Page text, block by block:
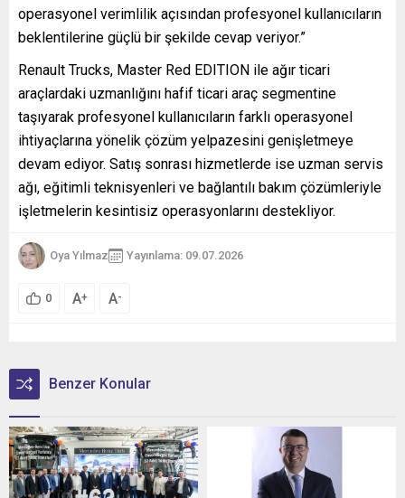
operasyonel verimlilik açısından profesyonel kullanıcıların
beklentilerine güçlü bir şekilde cevap veriyor.”
Renault Trucks, Master Red EDITION ile ağır ticari
araçlardaki uzmanlığını hafif ticari araç segmentine
taşıyarak profesyonel kullanıcıların farklı operasyonel
ihtiyaçlarına yönelik çözüm yelpazesini genişletmeye
devam ediyor. Satış sonrası hizmetlerde ise uzman servis
ağı, eğitimli teknisyenleri ve bağlantılı bakım çözümleriyle
işletmelerin kesintisiz operasyonlarını destekliyor.
Oya Yılmaz Yayınlama: 09.07.2026
0 A+ A-
Benzer Konular